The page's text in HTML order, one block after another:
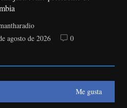
agosto de 2026
0
Me gusta